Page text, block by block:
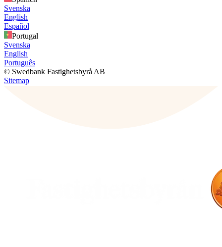
Svenska
English
Español
Portugal
Svenska
English
Português
© Swedbank Fastighetsbyrå AB
Sitemap